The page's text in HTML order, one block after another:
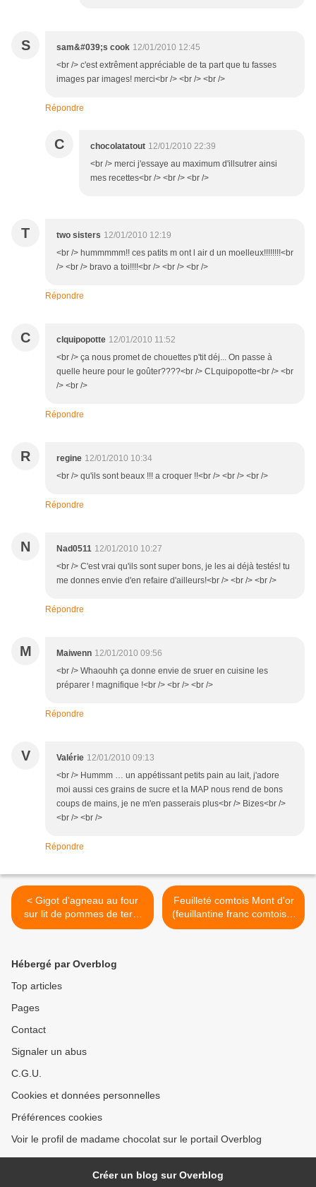
S sam&#039;s cook 12/01/2010 12:45
<br /> c'est extrêment appréciable de ta part que tu fasses
images par images! merci<br /> <br /> <br />
Répondre
C chocolatatout 12/01/2010 22:39
<br /> merci j'essaye au maximum d'illsutrer ainsi
mes recettes<br /> <br /> <br />
T two sisters 12/01/2010 12:19
<br /> hummmmm!! ces patits m ont l air d un moelleux!!!!!!!!<br
/> <br /> bravo a toi!!!!<br /> <br /> <br />
Répondre
C clquipopotte 12/01/2010 11:52
<br /> ça nous promet de chouettes p'tit déj... On passe à
quelle heure pour le goûter????<br /> CLquipopotte<br /> <br
/> <br />
Répondre
R regine 12/01/2010 10:34
<br /> qu'ils sont beaux !!! a croquer !!<br /> <br /> <br />
Répondre
N Nad0511 12/01/2010 10:27
<br /> C'est vrai qu'ils sont super bons, je les ai déjà testés! tu
me donnes envie d'en refaire d'ailleurs!<br /> <br /> <br />
Répondre
M Maiwenn 12/01/2010 09:56
<br /> Whaouhh ça donne envie de sruer en cuisine les
préparer ! magnifique !<br /> <br /> <br />
Répondre
V Valérie 12/01/2010 09:13
<br /> Hummm … un appétissant petits pain au lait, j'adore
moi aussi ces grains de sucre et la MAP nous rend de bons
coups de mains, je ne m'en passerais plus<br /> Bizes<br />
<br /> <br />
Répondre
< Gigot d'agneau au four
sur lit de pommes de terre
fondantes
Feuilleté comtois Mont d'or
(feuillantine franc comtoise)
pate feuilletée maison >
Hébergé par Overblog
Top articles
Pages
Contact
Signaler un abus
C.G.U.
Cookies et données personnelles
Préférences cookies
Voir le profil de madame chocolat sur le portail Overblog
Créer un blog sur Overblog